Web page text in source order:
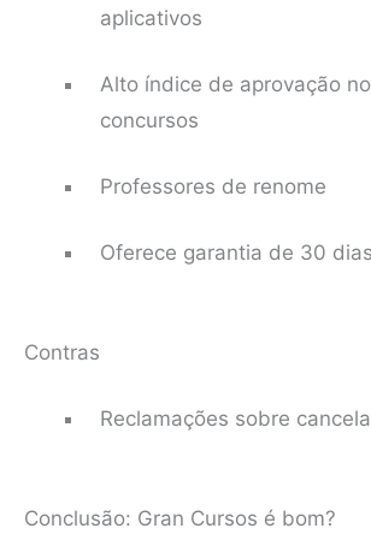
aplicativos
Alto índice de aprovação
concursos
Professores de renome
Oferece garantia de 30
Contras
Reclamações sobre
Conclusão: Gran Cursos é bom?